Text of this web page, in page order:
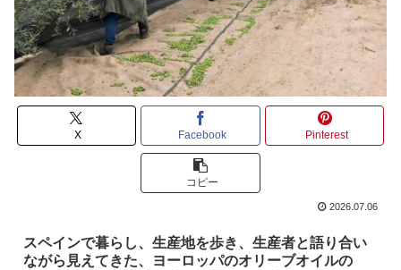
X Facebook Pinterest
コピー
2026.07.06
スペインで暮らし、生産地を歩き、生産者と語り合い
ながら見えてきた、ヨーロッパのオリーブオイルの